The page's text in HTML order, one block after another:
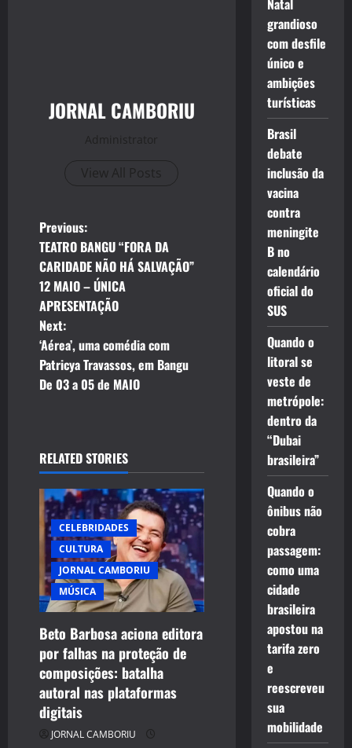
JORNAL CAMBORIU
Administrator
View All Posts
P
o
s
t
n
a
i
g
a
t
i
o
n
Previous:
TEATRO BANGU “FORA DA
CARIDADE NÃO HÁ SALVAÇÃO”
12 MAIO – ÚNICA
APRESENTAÇÃO
Next:
‘Aérea’, uma comédia com
Patricya Travassos, em Bangu
De 03 a 05 de MAIO
RELATED STORIES
CELEBRIDADES
CULTURA
JORNAL CAMBORIU
MÚSICA
Beto Barbosa aciona editora
por falhas na proteção de
composições: batalha
autoral nas plataformas
digitais
JORNAL CAMBORIU
Natal
grandioso
com desfile
único e
ambições
turísticas
Brasil
debate
inclusão da
vacina
contra
meningite
B no
calendário
oficial do
SUS
Quando o
litoral se
veste de
metrópole:
dentro da
“Dubai
brasileira”
Quando o
ônibus não
cobra
passagem:
como uma
cidade
brasileira
apostou na
tarifa zero
e
reescreveu
sua
mobilidade